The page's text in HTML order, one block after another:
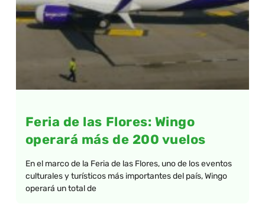
Feria de las Flores: Wingo
operará más de 200 vuelos
En el marco de la Feria de las Flores, uno de los eventos
culturales y turísticos más importantes del país, Wingo
operará un total de